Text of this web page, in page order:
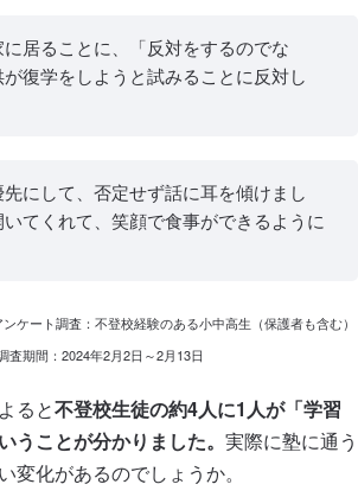
居ることに、「反対をするのでな
復学をしようと試みることに反対し
にして、否定せず話に耳を傾けまし
てくれて、笑顔で食事ができるように
ケート調査：不登校経験のある小中高生（保護者も含む）
査期間：2024年2月2日～2月13日
ると不登校生徒の約4人に1人が「学習
うことが分かりました。 実際に塾に通う
変化があるのでしょうか。